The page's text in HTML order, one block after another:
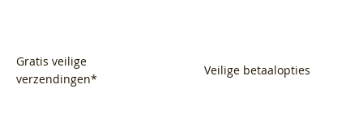
Gratis veilige
verzendingen*
Veilige betaalopties